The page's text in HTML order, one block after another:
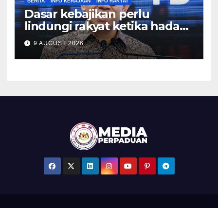
Dasar kebajikan perlu
lindungi rakyat ketika hadapi
kesusahan – Sim
9 AUGUST 2026